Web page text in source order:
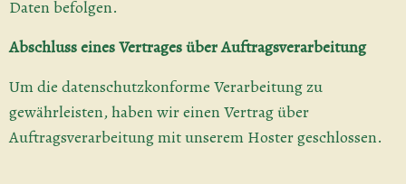
Daten befolgen.
Abschluss eines Vertrages über Auftragsverarbeitung
Um die datenschutzkonforme Verarbeitung zu
gewährleisten, haben wir einen Vertrag über
Auftragsverarbeitung mit unserem Hoster geschlossen.